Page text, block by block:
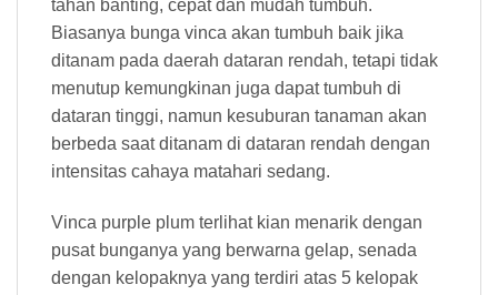
tahan banting, cepat dan mudah tumbuh.
Biasanya bunga vinca akan tumbuh baik jika
ditanam pada daerah dataran rendah, tetapi tidak
menutup kemungkinan juga dapat tumbuh di
dataran tinggi, namun kesuburan tanaman akan
berbeda saat ditanam di dataran rendah dengan
intensitas cahaya matahari sedang.
Vinca purple plum terlihat kian menarik dengan
pusat bunganya yang berwarna gelap, senada
dengan kelopaknya yang terdiri atas 5 kelopak